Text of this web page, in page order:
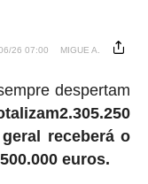
26 07:00 MIGUE A.
despertam
receberá o
euros.